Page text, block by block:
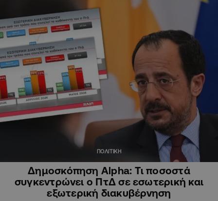
ΠΟΛΙΤΙΚΗ
Δημοσκόπηση Alpha: Τι ποσοστά
συγκεντρώνει ο ΠτΔ σε εσωτερική και
εξωτερική διακυβέρνηση